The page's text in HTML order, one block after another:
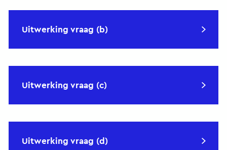
Uitwerking vraag (b)
Uitwerking vraag (c)
Uitwerking vraag (d)